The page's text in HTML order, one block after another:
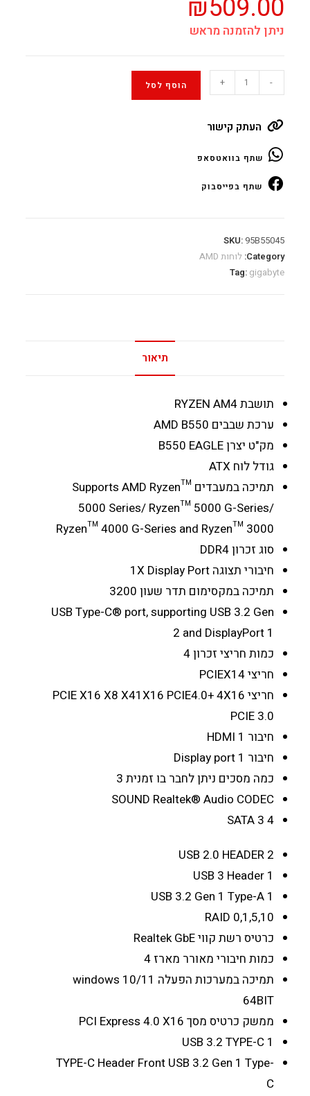
₪509.00
ניתן להזמנה מראש
Gigabyte
B550-
DDR4
AMD
AM4
HDMI
quantity
-
+ הוסף לסל
העתק קישור
שתף בוואטסאפ
שתף בפייסבוק
SKU: 95B55045
Category: לוחות AMD
Tag: gigabyte
תיאור
תושבתRYZEN AM4
ערכת שבבים AMD B550
מק"ט יצרןB550 EAGLE
גודל לוח ATX
תמיכה במעבדים Supports AMD Ryzen™
5000 Series/ Ryzen™ 5000 G-Series/
Ryzen™ 4000 G-Series and Ryzen™ 3000
סוג זכרוןDDR4
חיבורי תצוגה1X Display Port
תמיכה במקסימום תדר שעון 3200
USB Type-C® port, supporting USB 3.2 Gen
2 and DisplayPort 1
כמות חריצי זכרון4
חריצי PCIEX14
חריצי PCIE X16 X8 X4 1X16 PCIE4.0+ 4X16
PCIE 3.0
חיבור HDMI 1
חיבור Display port 1
כמה מסכים ניתן לחבר בו זמנית 3
SOUND Realtek® Audio CODEC
SATA 3 4
USB 2.0 HEADER 2
USB 3 Header 1
USB 3.2 Gen 1 Type-A 1
RAID 0,1,5,10
כרטיס רשת קוויRealtek GbE
כמות חיבורי מאורר מארז4
תמיכה במערכות הפעלה windows 10/11
64BIT
ממשק כרטיס מסך PCI Express 4.0 X16
USB 3.2 TYPE-C 1
TYPE-C Header Front USB 3.2 Gen 1 Type-
C